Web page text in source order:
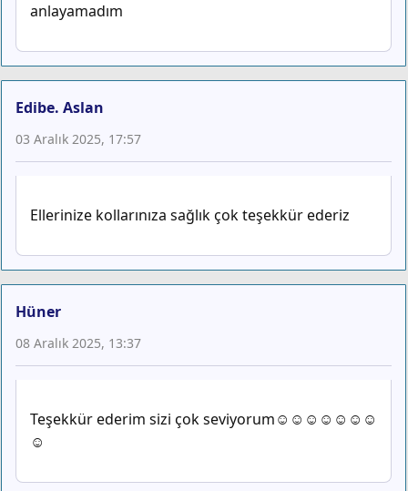
anlayamadım
Edibe. Aslan
03 Aralık 2025, 17:57
Ellerinize kollarınıza sağlık çok teşekkür ederiz
Hüner
08 Aralık 2025, 13:37
Teşekkür ederim sizi çok seviyorum☺☺☺☺☺☺☺
☺